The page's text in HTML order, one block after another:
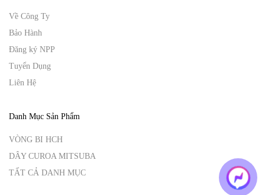
Về Công Ty
Bảo Hành
Đăng ký NPP
Tuyển Dụng
Liên Hệ
Danh Mục Sản Phẩm
VÒNG BI HCH
DÂY CUROA MITSUBA
TẤT CẢ DANH MỤC